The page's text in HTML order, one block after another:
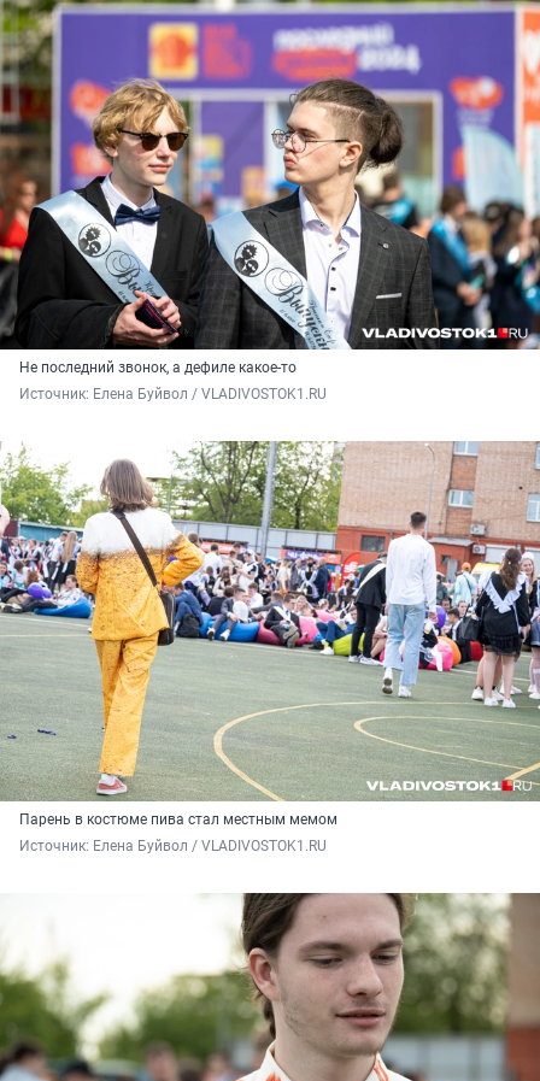
Не последний звонок, а дефиле какое-то
Источник: Елена Буйвол / VLADIVOSTOK1.RU
Парень в костюме пива стал местным мемом
Источник: Елена Буйвол / VLADIVOSTOK1.RU